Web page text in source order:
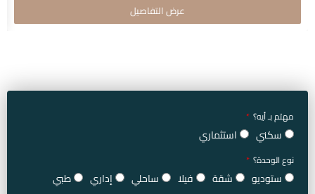
عرض التفاصيل
مهتم بـ أيه؟
سكني استثماري
نوع الوحدة؟
ستوديو شقة فيلا ساحلي إداري طبي